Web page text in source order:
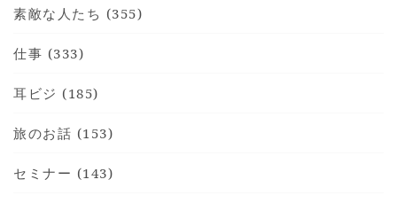
HOME
INFORMATION
素敵な人たち (355)
仕事 (333)
耳ビジ (185)
旅のお話 (153)
セミナー (143)